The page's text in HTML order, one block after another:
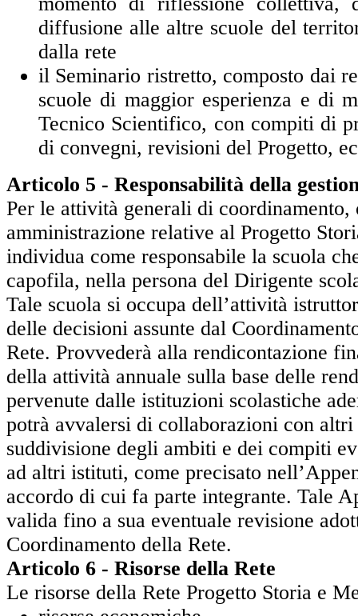
diffusione alle altre scuole del
dalla rete
il Seminario ristretto, composto dai
scuole di maggior esperienza e di
Tecnico Scientifico, con compiti di
di convegni, revisioni del Progetto,
Articolo 5 - Responsabilità della
Per le attività generali di coordinamento,
amministrazione relative al Progetto
individua come responsabile la scuola
capofila, nella persona del Dirigente
Tale scuola si occupa dell’attività
delle decisioni assunte dal
Rete. Provvederà alla rendicontazione
della attività annuale sulla base delle
pervenute dalle istituzioni scolastiche
potrà avvalersi di collaborazioni con
suddivisione degli ambiti e dei compiti
ad altri istituti, come precisato
accordo di cui fa parte integrante. Tale
valida fino a sua eventuale revisione
Coordinamento della Rete.
Articolo 6 - Risorse della Rete
Le risorse della Rete Progetto Storia e